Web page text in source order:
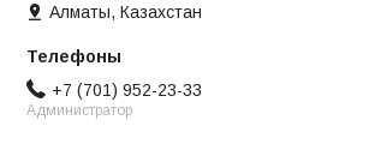
Алматы, Казахстан
+7 (701) 952-23-33
Администратор